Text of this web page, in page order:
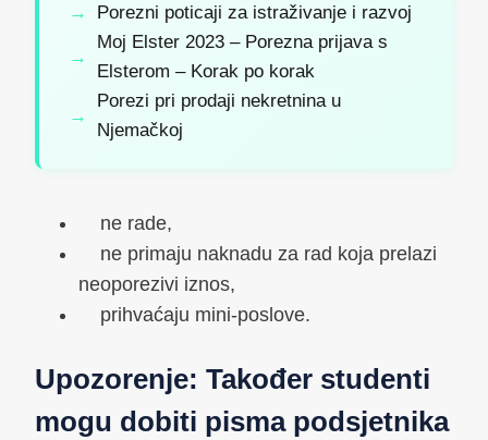
Porezni poticaji za istraživanje i razvoj
Moj Elster 2023 – Porezna prijava s
Elsterom – Korak po korak
Porezi pri prodaji nekretnina u
Njemačkoj
ne rade,
ne primaju naknadu za rad koja prelazi
neoporezivi iznos,
prihvaćaju mini-poslove.
Upozorenje: Također studenti
mogu dobiti pisma podsjetnika